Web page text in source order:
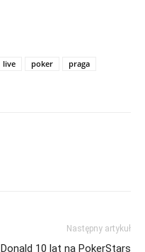
live poker
praga
Następny artykuł
Donald 10 lat na PokerStars